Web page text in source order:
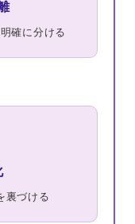
確に分ける
裏づける